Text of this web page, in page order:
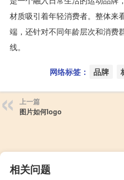
材质吸引着年轻消费者。整体来
端，还针对不同年龄层次和消费
线。
网络标签： 品牌
上一篇
图片如何logo
相关问题